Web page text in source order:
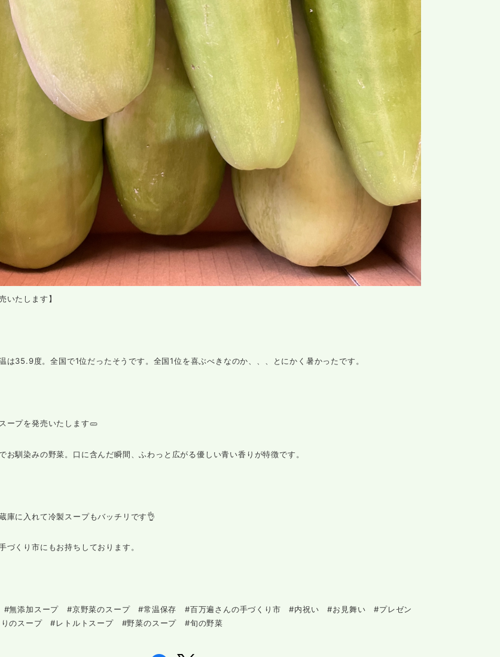
いたします】
は35.9度。全国で1位だったそうです。全国1位を喜ぶべきなのか、、、とにかく暑かったです。
ープを発売いたします🥒
お馴染みの野菜。口に含んだ瞬間、ふわっと広がる優しい青い香りが特徴です。
庫に入れて冷製スープもバッチリです👌
づくり市にもお持ちしております。
#無添加スープ #京野菜のスープ #常温保存 #百万遍さんの手づくり市 #内祝い #お見舞い #プレゼン
のスープ #レトルトスープ #野菜のスープ #旬の野菜